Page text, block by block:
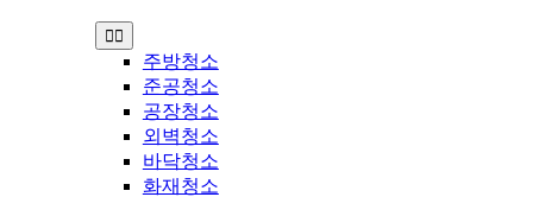
Toggle
Navigation
주방청소
준공청소
공장청소
외벽청소
바닥청소
화재청소